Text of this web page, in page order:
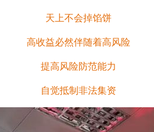
天上不会掉馅饼
高收益必然伴随着高风险
提高风险防范能力
自觉抵制非法集资